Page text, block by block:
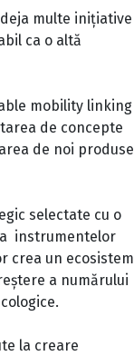
multe inițiative
ca o altă
mobility linking
de concepte
de noi produse
selectate cu o
instrumentelor
crea un ecosistem
a numărului
la creare